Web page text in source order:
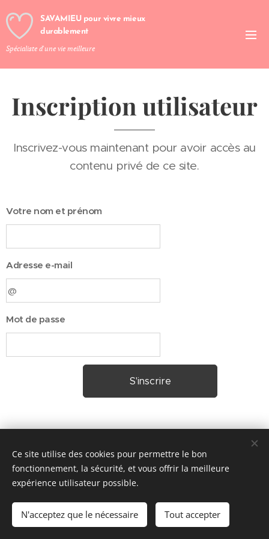
SAVAMIEU pour vivre mieux
durablement
Spécialiste d'une vie meilleure
Inscription utilisateur
Inscrivez-vous maintenant pour avoir accès au
contenu privé de ce site.
Votre nom et prénom
Adresse e-mail
Mot de passe
S'inscrire
Cookies
Ce site utilise des cookies pour permettre le bon
fonctionnement, la sécurité, et vous offrir la meilleure
expérience utilisateur possible.
N'acceptez que le nécessaire Tout accepter